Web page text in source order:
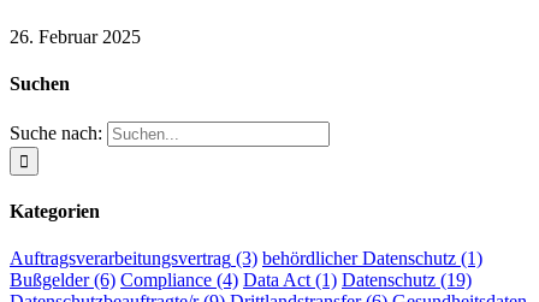
26. Februar 2025
Suchen
Suche nach:
Kategorien
Auftragsverarbeitungsvertrag (3) behördlicher Datenschutz (1)
Bußgelder(6) Compliance (4) Data Act (1) Datenschutz (19)